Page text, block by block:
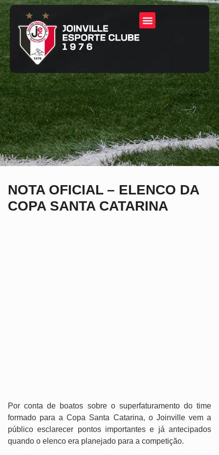
NOTA OFICIAL – ELENCO DA
COPA SANTA CATARINA
Por conta de boatos sobre o superfaturamento do time
formado para a Copa Santa Catarina, o Joinville vem a
público esclarecer pontos importantes e já antecipados
quando o elenco era planejado para a competição.